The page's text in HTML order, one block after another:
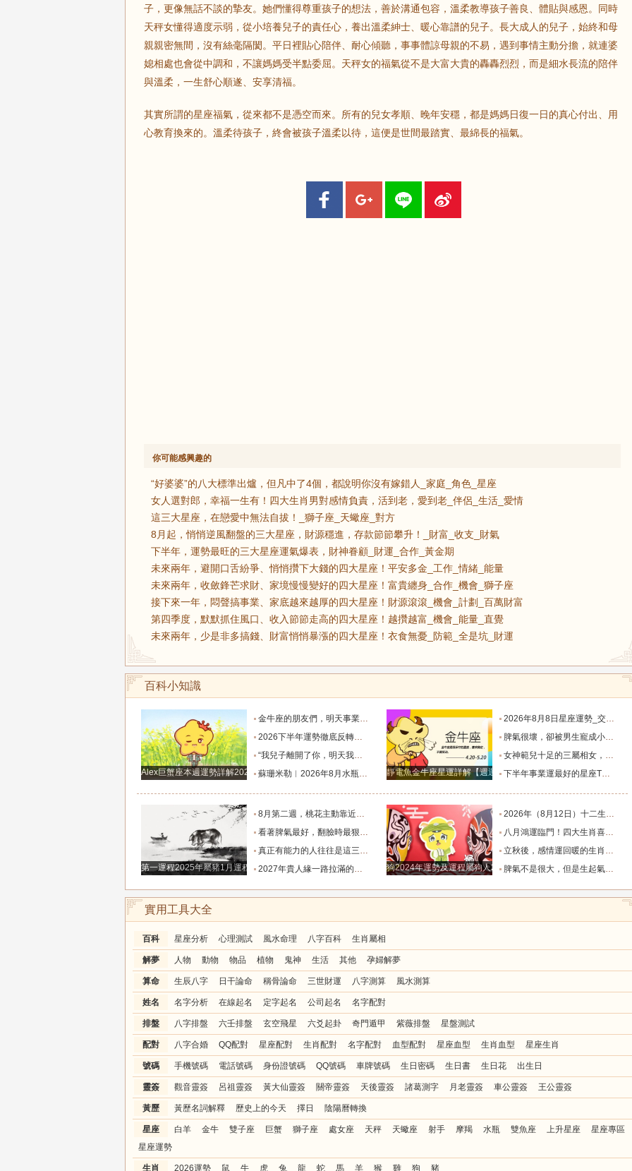
子，更像無話不談的摯友。她們懂得尊重孩子的想法，善於溝通包容，溫柔教導孩子善良、體貼與感恩。同時
天秤女懂得適度示弱，從小培養兒子的責任心，養出溫柔紳士、暖心靠譜的兒子。長大成人的兒子，始終和母
親親密無間，沒有絲毫隔閡。平日裡貼心陪伴、耐心傾聽，事事體諒母親的不易，遇到事情主動分擔，就連婆
媳相處也會從中調和，不讓媽媽受半點委屈。天秤女的福氣從不是大富大貴的轟轟烈烈，而是細水長流的陪伴
與溫柔，一生舒心順遂、安享清福。
其實所謂的星座福氣，從來都不是憑空而來。所有的兒女孝順、晚年安穩，都是媽媽日復一日的真心付出、用
心教育換來的。溫柔待孩子，終會被孩子溫柔以待，這便是世間最踏實、最綿長的福氣。
你可能感興趣的
“好婆婆”的八大標準出爐，但凡中了4個，都說明你沒有嫁錯人_家庭_角色_星座
女人選對郎，幸福一生有！四大生肖男對感情負責，活到老，愛到老_伴侶_生活_愛情
這三大星座，在戀愛中無法自拔！_獅子座_天蠍座_對方
8月起，悄悄逆風翻盤的三大星座，財源穩進，存款節節攀升！_財富_收支_財氣
下半年，運勢最旺的三大星座運氣爆表，財神眷顧_財運_合作_黃金期
未來兩年，避開口舌紛爭、悄悄攢下大錢的四大星座！平安多金_工作_情緒_能量
未來兩年，收斂鋒芒求財、家境慢慢變好的四大星座！富貴纏身_合作_機會_獅子座
接下來一年，悶聲搞事業、家底越來越厚的四大星座！財源滾滾_機會_計劃_百萬財富
第四季度，默默抓住風口、收入節節走高的四大星座！越攢越富_機會_能量_直覺
未來兩年，少是非多搞錢、財富悄悄暴漲的四大星座！衣食無憂_防範_全是坑_財運
百科小知識
Alex巨蟹座本週運勢詳解2024.12.23-12.29
金牛座的朋友們，明天事業迎來新高峰，不要再默默付出而錯失機會！_工作_宇宙_能量
2026下半年運勢徹底反轉迎來好運的四大星座！舊篇章結束，新的機遇之門敞開_時期_獅子座_重擔
“我兒子離開了你，明天我就能幫他重新找一個好樣的女人！”_伴侶_星座_尋找
蘇珊米勒︱2026年8月水瓶座月度運勢_合作_木星_滿月
靜電魚金牛座星運詳解【週運2024年12月9日-12月15日】
2026年8月8日星座運勢_交易_管理_合作
脾氣很壞，卻被男生寵成小公主的四大星座女，無憂無慮沒煩惱_女生_魅力_所在
女神範兒十足的三屬相女，很受異性的歡迎，人生處處招桃花！_女性_魅力_機遇
下半年事業運最好的星座TOP4_獅子座_木星_天蠍座
第一運程2025年屬豬1月運程解析
8月第二週，桃花主動靠近，遇到值得認識的人的三個星座_雙子座_東西_地方
看著脾氣最好，翻臉時最狠！立秋後這三大星座撕掉偽裝，誰碰底線誰倒黴_金牛座_星象_天秤座
真正有能力的人往往是這三個星座，既能獨立完成也懂得借助團隊_水瓶_協作_一個人
2027年貴人緣一路拉滿的三大生肖！處處有人幫扶，全年順風順水少坎坷_合作_人脈_事業
狗2024年運勢及運程屬狗人2024運勢好嗎
2026年（8月12日）十二生肖最棒運勢播報_龍的_財富_方面
八月鴻運臨門！四大生肖喜事紮堆來襲，下半年一路順風順水到底_避雷_要點_合作
立秋後，感情運回暖的生肖TOP3_單身_放平_申金
脾氣不是很大，但是生起氣來很難哄的五大星座女_女性_情緒_給予
實用工具大全
百科 星座分析 心理測試 風水命理 八字百科 生肖屬相
解夢 人物 動物 物品 植物 鬼神 生活 其他 孕婦解夢
算命 生辰八字 日干論命 稱骨論命 三世財運 八字測算 風水測算
姓名 名字分析 在線起名 定字起名 公司起名 名字配對
排盤 八字排盤 六壬排盤 玄空飛星 六爻起卦 奇門遁甲 紫薇排盤 星盤測試
配對 八字合婚 QQ配對 星座配對 生肖配對 名字配對 血型配對 星座血型 生肖血型 星座生肖
號碼 手機號碼 電話號碼 身份證號碼 QQ號碼 車牌號碼 生日密碼 生日書 生日花 出生日
靈簽 觀音靈簽 呂祖靈簽 黃大仙靈簽 關帝靈簽 天後靈簽 諸葛測字 月老靈簽 車公靈簽 王公靈簽
黃歷 黃歷名詞解釋 歷史上的今天 擇日 陰陽曆轉換
星座 白羊 金牛 雙子座 巨蟹 獅子座 處女座 天秤 天蠍座 射手 摩羯 水瓶 雙魚座 上升星座
星座專區
星座運勢
生肖 2026運勢 鼠 牛 虎 兔 龍 蛇 馬 羊 猴 雞 狗 豬
猴 雞 狗